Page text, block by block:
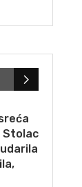
Stolac